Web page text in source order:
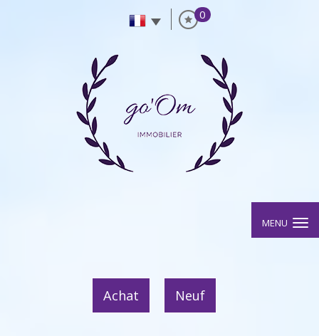
0
MENU
Achat Neuf